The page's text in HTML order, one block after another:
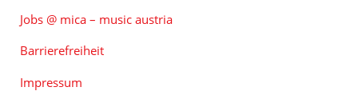
Jobs @ mica – music austria
Barrierefreiheit
Impressum